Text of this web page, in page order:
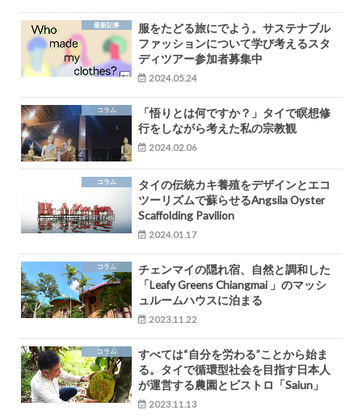
最新記事
服をたどる旅にでよう。サステナブル
ファッションについて学び考えるスタ
ディツアー参加者募集中
2024.05.24
コラム
「悟りとは何ですか？」タイで瞑想修
行をしながら考えた私の宗教観
2024.02.06
コラム
タイの伝統カキ養殖をデザインとエコ
ツーリズムで蘇らせるAngsila Oyster
Scaffolding Pavilion
2024.01.17
コラム
チェンマイの隠れ宿、自然と調和した
「Leafy Greens Chiangmai 」のマッシ
ュルームハウスに泊まる
2023.11.22
コラム
すべては“自分を労わる”ことから始ま
る。タイで循環型社会を目指す日本人
が運営する農園とビストロ「Saiun」
2023.11.13